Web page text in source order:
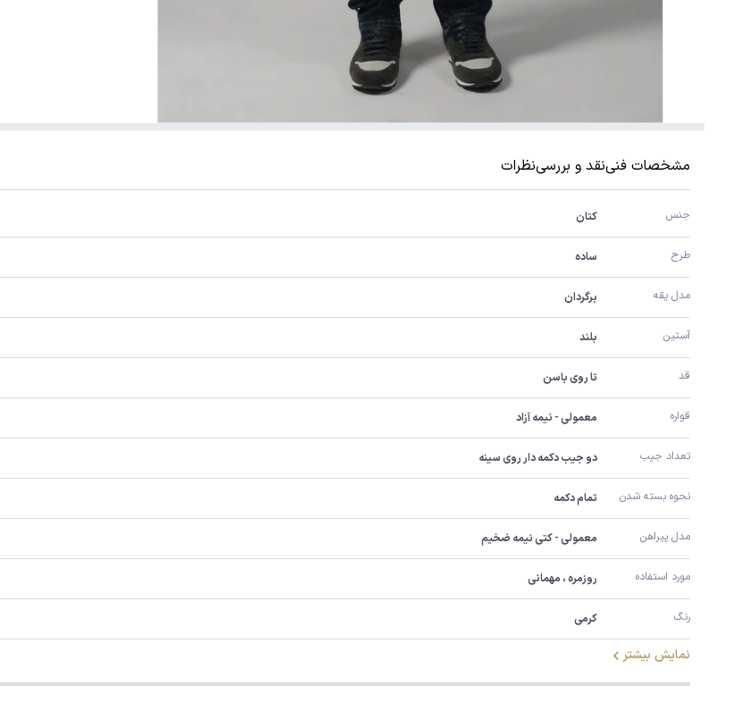
مشخصات فنینقد و بررسینظرات
جنس کتان
طرح ساده
مدل یقه برگردان
آستین بلند
قد تا روی باسن
قواره معمولی - نیمه آزاد
تعداد جیب دو جیب دکمه دار روی سینه
نحوه بسته شدن تمام دکمه
مدل پیراهن معمولی - کتی نیمه ضخیم
مورد استفاده روزمره ، مهمانی
رنگ کرمی
نمایش بیشتر